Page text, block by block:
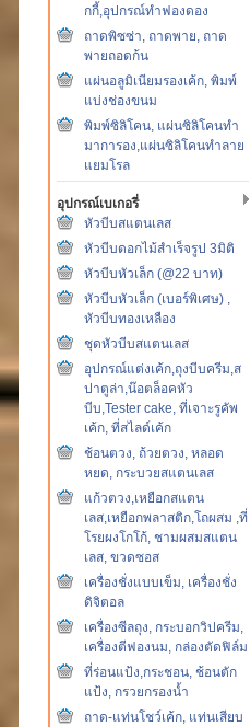
กกี้,อุปกรณ์ทำฟองดอง
ถาดพิซซ่า, ถาดพาย, ถาด
พายถอดก้น
แผ่นอลูมิเนียมรองเค้ก, พิมพ์
แบ่งช่องขนม
พิมพ์ซิลิโคน, แผ่นซิลิโคนทำ
มาการอง,แผ่นซิลิโคนทำลาย
แยมโรล
อุปกรณ์เบเกอรี่
หัวบีบสแตนเลส
หัวบีบดอกไม้สำเร็จรูป 3มิติ
หัวบีบหัวเล็ก (@22 บาท)
หัวบีบหัวเล็ก (เบอร์พิเศษ) ,
หัวบีบทองเหลือง
ชุดหัวบีบสแตนเลส
อุปกรณ์แต่งเค้ก,ถุงบีบครีม,ส
ปาตูล่า,น๊อตล็อคหัว
บีบ,Tester cake, ที่เจาะรูคัพ
เค้ก, ที่สไลด์เค้ก
ช้อนตวง, ถ้วยตวง, หลอด
หยด, กระบวยสแตนเลส
แก้วตวง,เหยือกสแตน
เลส,เหยือกพลาสติก,โถผสม ,ที่
โรยผงโกโก้, ชามผสมสแตน
เลส, ขวดซอส
เครื่องชั่งแบบเข็ม, เครื่องชั่ง
ดิจิตอล
เครื่องซีลถุง, กระบอกวิปครีม,
เครื่องตีฟองนม, กล่องตัดฟิล์ม
ที่ร่อนแป้ง,กระชอน, ช้อนตัก
แป้ง, กรวยกรองน้ำ
ถาด-แท่นโชว์เค้ก, แท่นเสียบ